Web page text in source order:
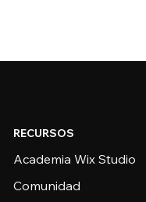
RECURSOS
Academia Wix Studio
Comunidad